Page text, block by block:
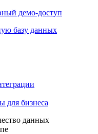
демо-доступ
базу данных
для бизнеса
данных